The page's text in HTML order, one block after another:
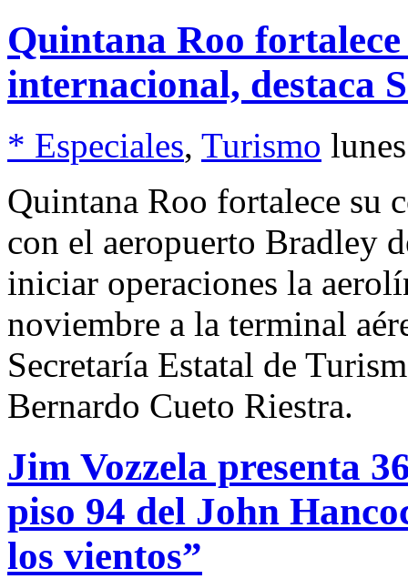
Quintana Roo
internacional, destaca
* Especiales, Turismo
Quintana Roo fortalece su
con el aeropuerto Bradley
iniciar operaciones la
noviembre a la terminal
Secretaría Estatal de
Bernardo Cueto Riestra.
Jim Vozzela presenta
piso 94 del John
los vientos”